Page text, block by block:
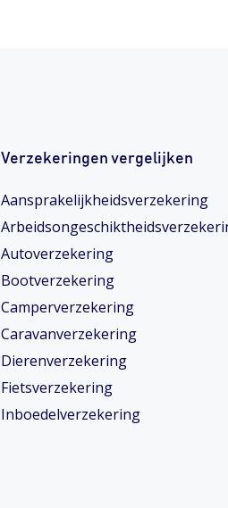
Verzekeringen vergelijken
Aansprakelijkheidsverzekering
Autoverzekering
Bootverzekering
Camperverzekering
Caravanverzekering
Dierenverzekering
Fietsverzekering
Inboedelverzekering